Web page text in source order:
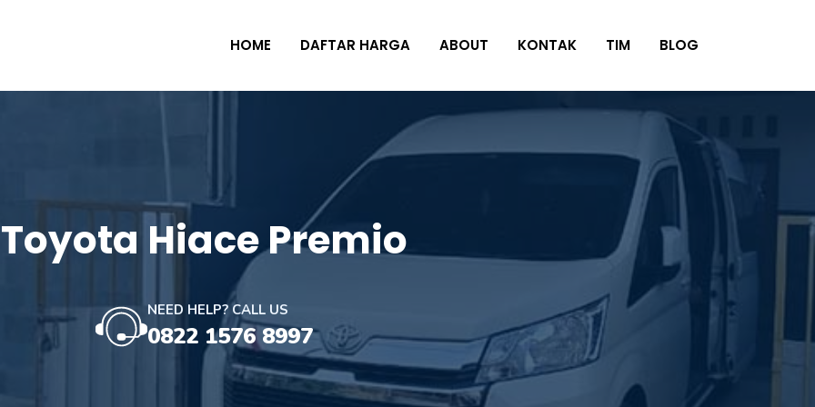
HOME DAFTAR HARGA ABOUT KONTAK TIM BLOG
Toyota Hiace Premio
NEED HELP? CALL US
0822 1576 8997